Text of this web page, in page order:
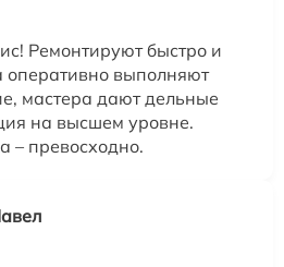
Ремонтируют быстро и
оперативно выполняют
мастера дают дельные
на высшем уровне.
– превосходно.